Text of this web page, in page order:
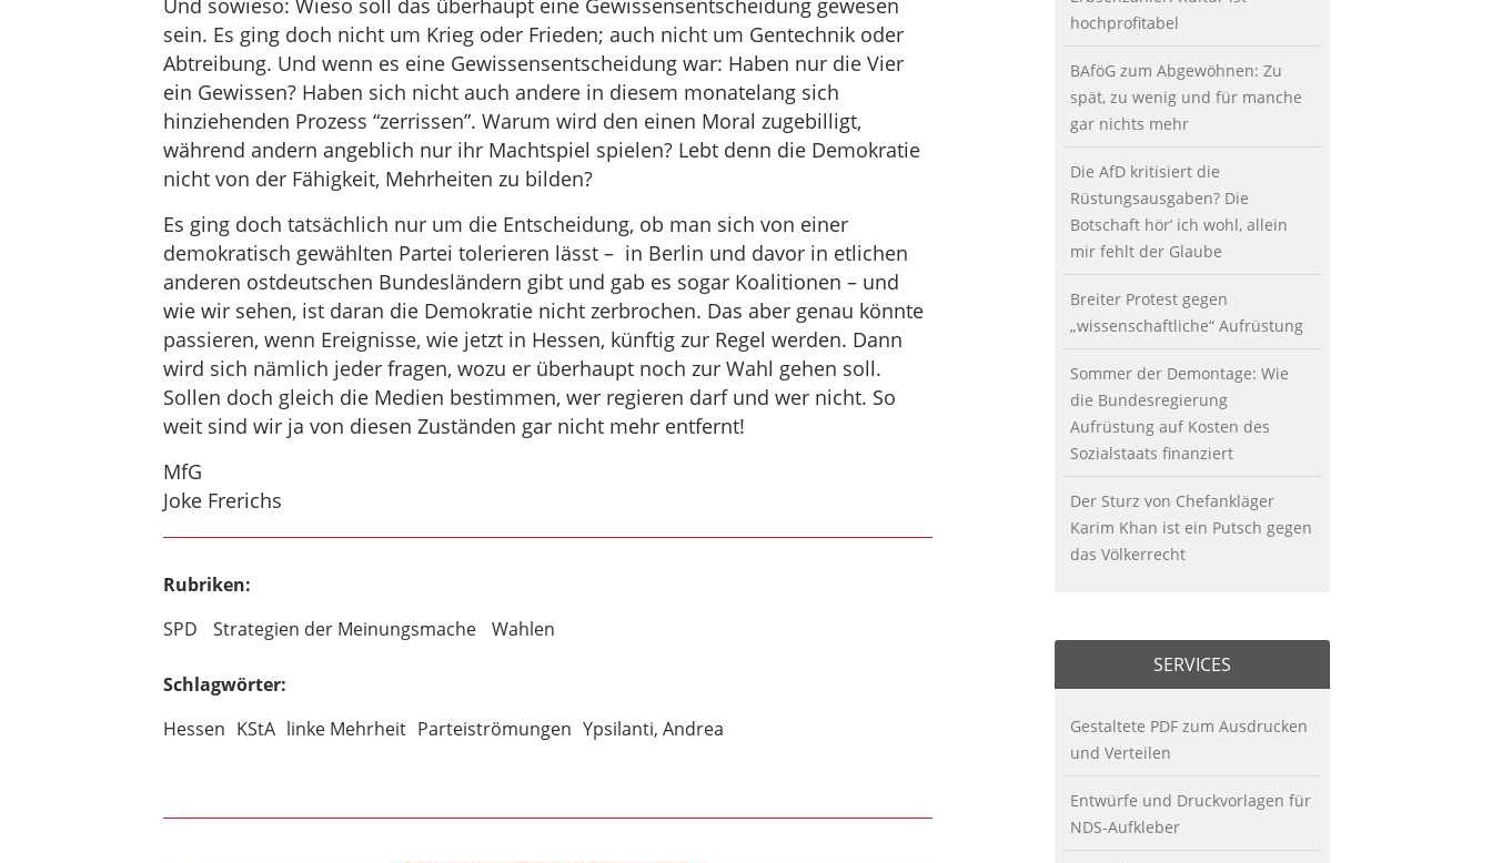
Und sowieso: Wieso soll das überhaupt eine Gewissensentscheidung gewesen
sein. Es ging doch nicht um Krieg oder Frieden; auch nicht um Gentechnik oder
Abtreibung. Und wenn es eine Gewissensentscheidung war: Haben nur die Vier
ein Gewissen? Haben sich nicht auch andere in diesem monatelang sich
hinziehenden Prozess “zerrissen”. Warum wird den einen Moral zugebilligt,
während andern angeblich nur ihr Machtspiel spielen? Lebt denn die Demokratie
nicht von der Fähigkeit, Mehrheiten zu bilden?
Es ging doch tatsächlich nur um die Entscheidung, ob man sich von einer
demokratisch gewählten Partei tolerieren lässt – in Berlin und davor in etlichen
anderen ostdeutschen Bundesländern gibt und gab es sogar Koalitionen – und
wie wir sehen, ist daran die Demokratie nicht zerbrochen. Das aber genau könnte
passieren, wenn Ereignisse, wie jetzt in Hessen, künftig zur Regel werden. Dann
wird sich nämlich jeder fragen, wozu er überhaupt noch zur Wahl gehen soll.
Sollen doch gleich die Medien bestimmen, wer regieren darf und wer nicht. So
weit sind wir ja von diesen Zuständen gar nicht mehr entfernt!
MfG
Joke Frerichs
Rubriken:
SPD
Strategien der Meinungsmache Wahlen
Schlagwörter:
Hessen KStA linke Mehrheit Parteiströmungen Ypsilanti, Andrea
hochprofitabel
BAföG zum Abgewöhnen: Zu
spät, zu wenig und für manche
gar nichts mehr
Die AfD kritisiert die
Rüstungsausgaben? Die
Botschaft hör’ ich wohl, allein
mir fehlt der Glaube
Breiter Protest gegen
„wissenschaftliche“ Aufrüstung
Sommer der Demontage: Wie
die Bundesregierung
Aufrüstung auf Kosten des
Sozialstaats finanziert
Der Sturz von Chefankläger
Karim Khan ist ein Putsch gegen
das Völkerrecht
SERVICES
Gestaltete PDF zum Ausdrucken
und Verteilen
Entwürfe und Druckvorlagen für
NDS-Aufkleber